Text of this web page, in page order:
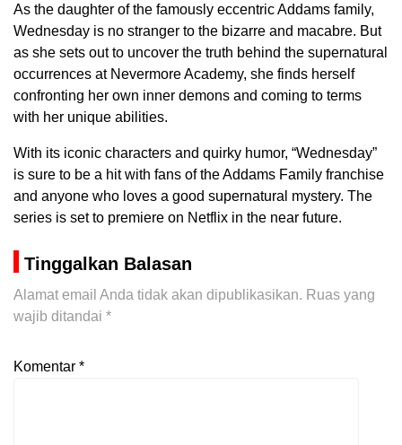
As the daughter of the famously eccentric Addams family,
Wednesday is no stranger to the bizarre and macabre. But
as she sets out to uncover the truth behind the supernatural
occurrences at Nevermore Academy, she finds herself
confronting her own inner demons and coming to terms
with her unique abilities.
With its iconic characters and quirky humor, “Wednesday”
is sure to be a hit with fans of the Addams Family franchise
and anyone who loves a good supernatural mystery. The
series is set to premiere on Netflix in the near future.
Tinggalkan Balasan
Alamat email Anda tidak akan dipublikasikan. Ruas yang
wajib ditandai *
Komentar *